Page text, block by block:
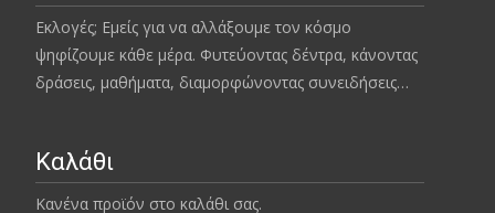
Εκλογές; Εμείς για να αλλάξουμε τον κόσμο
ψηφίζουμε κάθε μέρα. Φυτεύοντας δέντρα, κάνοντας
δράσεις, μαθήματα, διαμορφώνοντας συνειδήσεις…
Καλάθι
Κανένα προϊόν στο καλάθι σας.